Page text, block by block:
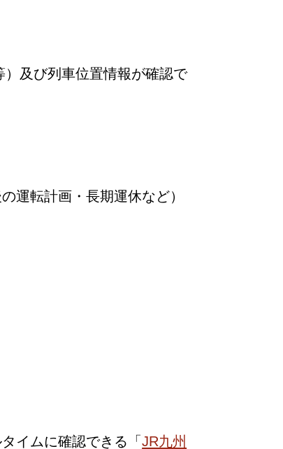
及び列車位置情報が確認で
運転計画・長期運休など）
イムに確認できる「JR九州